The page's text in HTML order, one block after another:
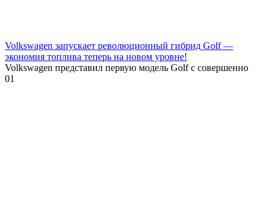
Volkswagen запускает революционный гибрид Golf —
экономия топлива теперь на новом уровне!
Volkswagen представил первую модель Golf с совершенно
01